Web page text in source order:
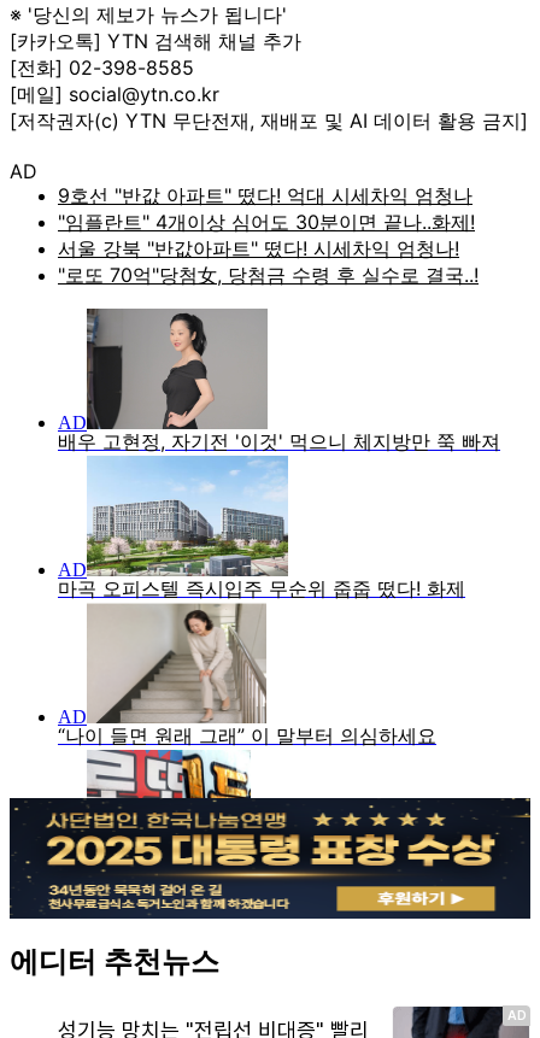
※ '당신의 제보가 뉴스가 됩니다'
[카카오톡] YTN 검색해 채널 추가
[전화] 02-398-8585
[메일] social@ytn.co.kr
[저작권자(c) YTN 무단전재, 재배포 및 AI 데이터 활용 금지]
AD
에디터 추천뉴스